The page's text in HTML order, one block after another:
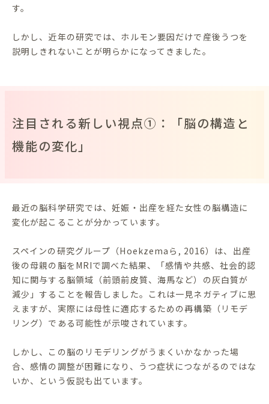
す。
しかし、近年の研究では、ホルモン要因だけで産後うつを
説明しきれないことが明らかになってきました。
注目される新しい視点①：「脳の構造と
機能の変化」
最近の脳科学研究では、妊娠・出産を経た女性の脳構造に
変化が起こることが分かっています。
スペインの研究グループ（Hoekzemaら, 2016）は、出産
後の母親の脳をMRIで調べた結果、「感情や共感、社会的認
知に関与する脳領域（前頭前皮質、海馬など）の灰白質が
減少」することを報告しました。これは一見ネガティブに思
えますが、実際には母性に適応するための再構築（リモデ
リング）である可能性が示唆されています。
しかし、この脳のリモデリングがうまくいかなかった場
合、感情の調整が困難になり、うつ症状につながるのではな
いか、という仮説も出ています。